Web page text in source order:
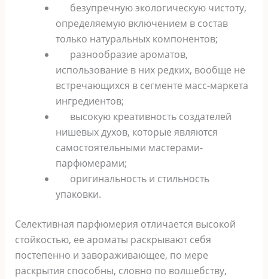
безупречную экологическую чистоту,
определяемую включением в состав
только натуральных компонентов;
разнообразие ароматов,
использование в них редких, вообще не
встречающихся в сегменте масс-маркета
ингредиентов;
высокую креативность создателей
нишевых духов, которые являются
самостоятельными мастерами-
парфюмерами;
оригинальность и стильность
упаковки.
Селективная парфюмерия отличается высокой
стойкостью, ее ароматы раскрывают себя
постепенно и завораживающее, по мере
раскрытия способны, словно по волшебству,